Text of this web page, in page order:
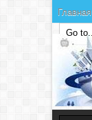
Главная